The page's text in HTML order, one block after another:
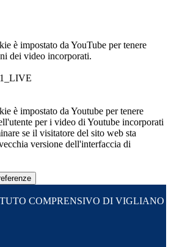
è impostato da YouTube per tenere
dei video incorporati.
è impostato da Youtube per tenere
per i video di Youtube incorporati
se il visitatore del sito web sta
versione dell'interfaccia di
COMPRENSIVO DI VIGLIANO